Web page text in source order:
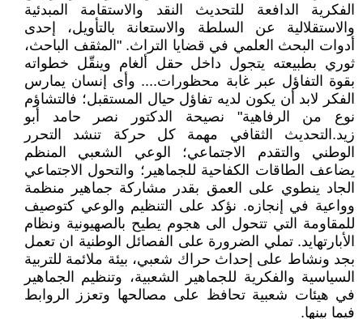
الفكرية الدافعة للتحديث النقد والاستقامة المبدئية
والاستقلالية عن السلطة والاستعانة بالتأويل، إحدى
أدوات البحث العلمي في قضايا التراث. "المثقف الباحث،
ثوري بطبيعته يتجول داخل حقل ألغام وينقّل خطواته
بقوة التفاؤل عبر غابة محظورات.... وأى إنسان يمارس
الفكر لابد أن يكون لديه تفاؤل حيال المستقبل؛ فالتشاؤم
نوع من الرفاهية" نصيحة الدكتور نصر حامد أبو
زيد.التحديث الثقافي مهمة كل حركة تنشد التحرر
الوطني والتقدم الاجتماعي؛ الوعي الشعبي المنظم
يضاعف الطاقات الكفاحية للجماهير؛ والتحول الاجتماعي
الجاد ينطوي على العمق بقدر مشاركة جماهير منظمة
وواعية في إنجازه. نؤكد على التنظيم والوعي كتوصيف
للمقاومة التي تتحول الى هجوم يطيح بالصهيونية ونظام
الأبارتهايد. تملي الضرورة على الفصائل الوطنية ان تعمل
بجد ونشاط على إحداث حراك شعبي، بيئة ملائمة للتربية
السياسية والفكرية للجماهير الشعبية، وتنظيم الجماهير
في هيئات شعبية تحافظ على مصالحها وتعزز الروابط
فيما بينها.